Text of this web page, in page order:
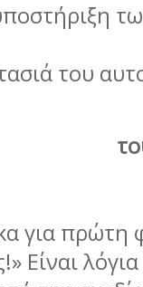
του
για πρώτη
Είναι